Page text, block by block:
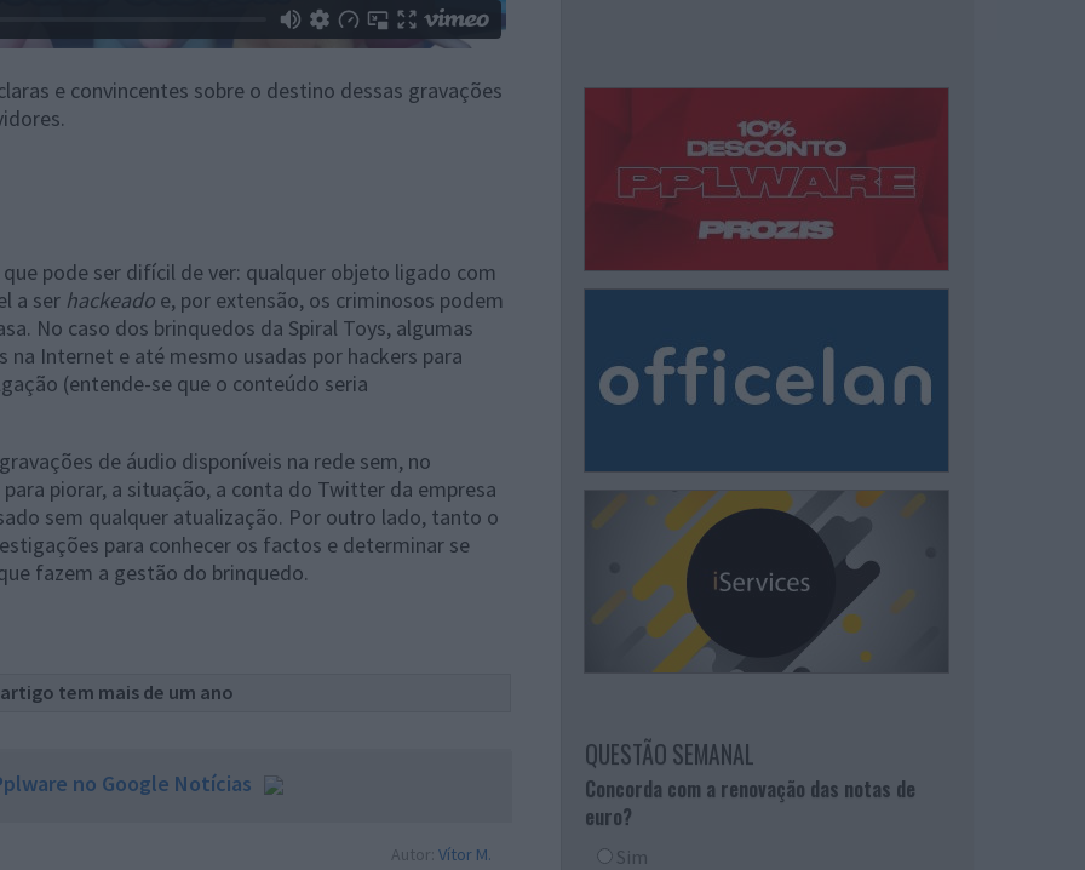
e convincentes sobre o destino dessas gravações
pode ser difícil de ver: qualquer objeto ligado com
a ser hackeado e, por extensão, os criminosos podem
No caso dos brinquedos da Spiral Toys, algumas
Internet e até mesmo usadas por hackers para
(entende-se que o conteúdo seria
de áudio disponíveis na rede sem, no
piorar, a situação, a conta do Twitter da empresa
sem qualquer atualização. Por outro lado, tanto o
para conhecer os factos e determinar se
fazem a gestão do brinquedo.
tem mais de um ano
no Google Notícias
Autor: Vítor M.
QUESTÃO SEMANAL
Concorda com a renovação das notas de
euro?
Sim